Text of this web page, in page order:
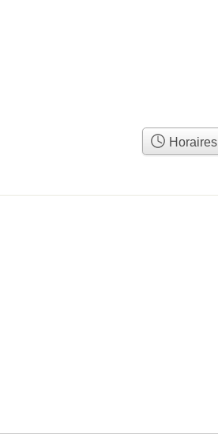
Horaires